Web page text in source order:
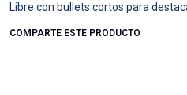
Libre con bullets cortos para
COMPARTE ESTE PRODUCTO